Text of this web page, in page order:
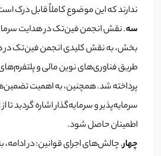
ندارند که این موضوع کاملاً قابل درک
سه. نقش انجمن فین‌تک در هدایت
بخش، به نقش کلیدی انجمن فین‌تک در
طریق فناوری‌های نوین مالی و
پرداخته شد. همچنین، به اهمیت
سرمایه‌پذیر و سرمایه‌گذار اشاره گردید تا
اطمینان حاصل شود.
چهار. چالش‌های اجرای قوانین: در